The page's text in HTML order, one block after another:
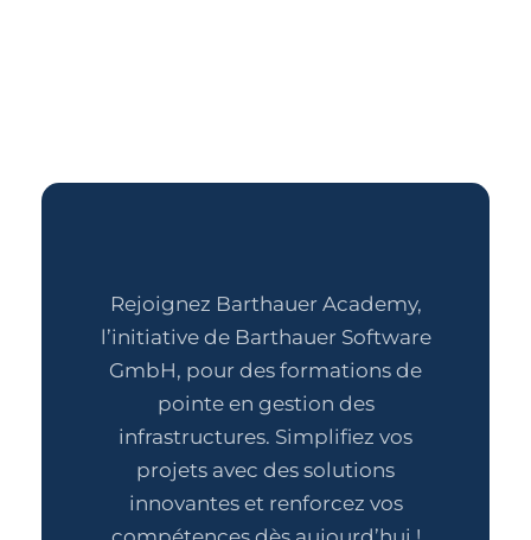
Rejoignez Barthauer Academy,
l’initiative de Barthauer Software
GmbH, pour des formations de
pointe en gestion des
infrastructures. Simplifiez vos
projets avec des solutions
innovantes et renforcez vos